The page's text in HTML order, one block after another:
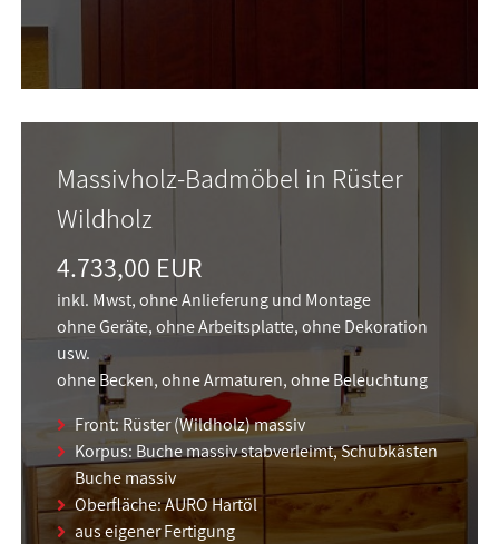
Massivholz-Badmöbel in Rüster
Wildholz
4.733,00 EUR
inkl. Mwst, ohne Anlieferung und Montage
ohne Geräte, ohne Arbeitsplatte, ohne Dekoration
usw.
ohne Becken, ohne Armaturen, ohne Beleuchtung
Front: Rüster (Wildholz) massiv
Korpus: Buche massiv stabverleimt, Schubkästen
Buche massiv
Oberfläche: AURO Hartöl
aus eigener Fertigung